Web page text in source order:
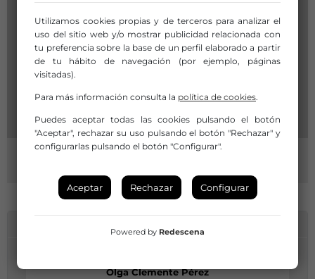
Olga Clemente Pérez
Utilizamos cookies propias y de terceros para analizar el
uso del sitio web y/o mostrar publicidad relacionada con
tu preferencia sobre la base de un perfil elaborado a partir
de tu hábito de navegación (por ejemplo, páginas
visitadas).
Para más información consulta la política de cookies.
Puedes aceptar todas las cookies pulsando el botón
"Aceptar", rechazar su uso pulsando el botón "Rechazar" y
configurarlas pulsando el botón "Configurar".
Aceptar Rechazar Configurar
Powered by Redescena